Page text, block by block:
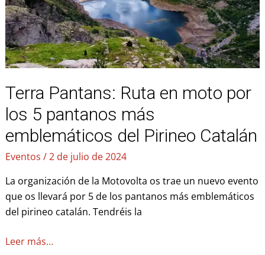
Terra Pantans: Ruta en moto por
los 5 pantanos más
emblemáticos del Pirineo Catalán
Eventos /2 de julio de 2024
La organización de la Motovolta os trae un nuevo evento
que os llevará por 5 de los pantanos más emblemáticos
del pirineo catalán. Tendréis la
los
5
pantanos
más
del
Pirineo
Catalán
Leer más…